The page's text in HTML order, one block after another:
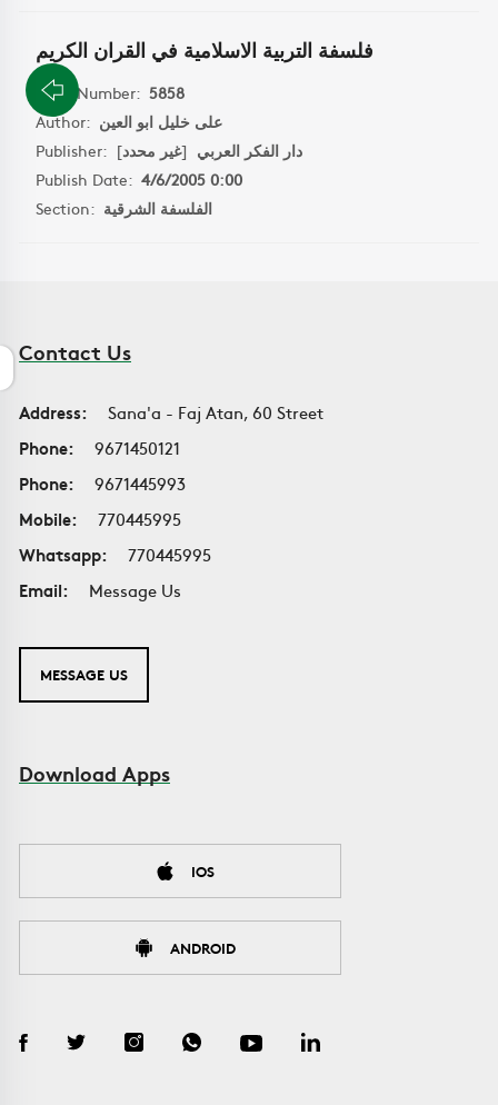
فلسفة التربية الاسلامية في القران الكريم
Book Number: 5858
Author: على خليل ابو العين
Publisher:
دار الفكر العربي [غير محدد]
Publish Date: 4/6/2005 0:00
Section: الفلسفة الشرقية
Contact Us
Address:
Sana'a - Faj Atan, 60 Street
Phone:
9671450121
Phone:
9671445993
Mobile:
770445995
Whatsapp:
770445995
Email:
Message Us
MESSAGE US
Download Apps
IOS
ANDROID